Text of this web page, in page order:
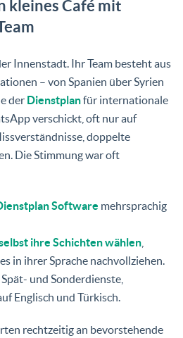
kleines Café mit
Innenstadt. Ihr Team besteht aus
– von Spanien über Syrien
der Dienstplanfür internationale
verschickt, oft nur auf
doppelte
Die Stimmung war oft
Software mehrsprachig
ihre Schichten wählen
in ihrer Sprache nachvollziehen.
und Sonderdienste,
Englisch und Türkisch.
rechtzeitig an bevorstehende